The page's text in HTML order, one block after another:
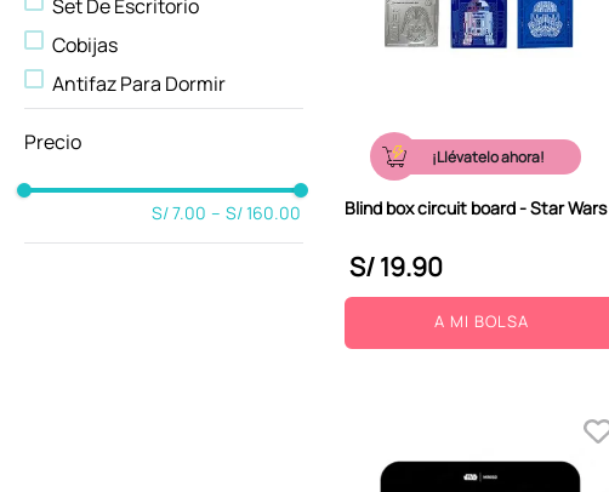
Lámparas
Mochilas
Carteras Y Monederos
Libretas Y Cuadernos
Escritura
Set De Escritorio
Cobijas
Antifaz Para Dormir
Otros Accesorios
Neceser De Viaje
S/ 7.00 – S/ 160.00
¡Llévatelo ahora!
Blind box circuit board - Star Wars
S/19.90
A MI BOLSA